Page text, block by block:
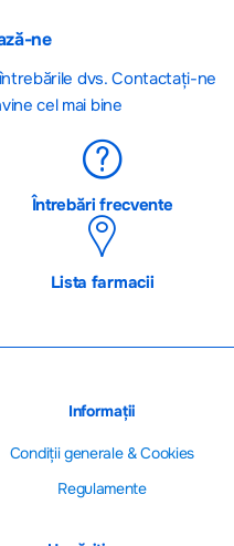
ne
dvs. Contactați-ne
cel mai bine
Întrebări frecvente
Lista farmacii
Informații
Сondiții generale & Cookies
Regulamente